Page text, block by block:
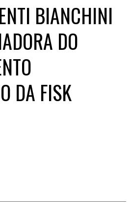
BIANCHINI
DO
DA FISK